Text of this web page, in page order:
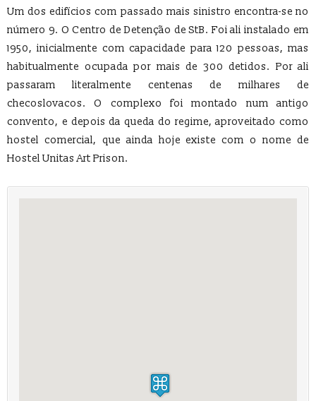
Um dos edifícios com passado mais sinistro encontra-se no
número 9. O Centro de Detenção de StB. Foi ali instalado em
1950, inicialmente com capacidade para 120 pessoas, mas
habitualmente ocupada por mais de 300 detidos. Por ali
passaram literalmente centenas de milhares de
checoslovacos. O complexo foi montado num antigo
convento, e depois da queda do regime, aproveitado como
hostel comercial, que ainda hoje existe com o nome de
Hostel Unitas Art Prison.